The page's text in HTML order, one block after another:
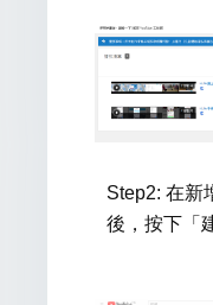
Step2: 在新
後，按下「